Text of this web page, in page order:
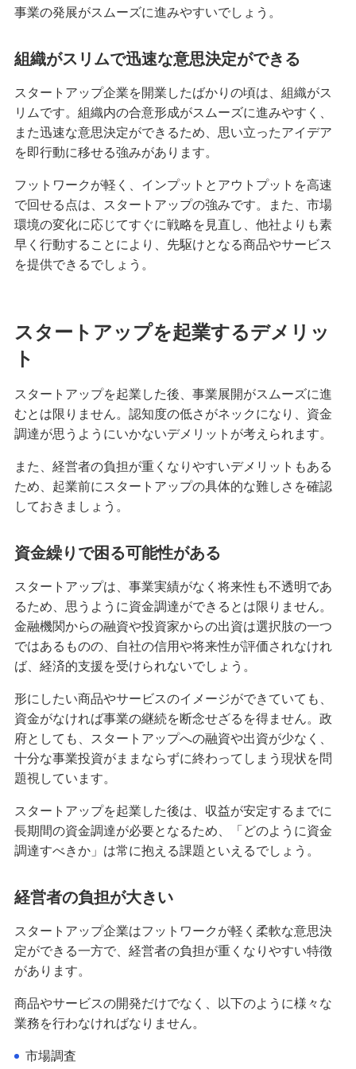
事業の発展がスムーズに進みやすいでしょう。
組織がスリムで迅速な意思決定ができる
スタートアップ企業を開業したばかりの頃は、組織がス
リムです。組織内の合意形成がスムーズに進みやすく、
また迅速な意思決定ができるため、思い立ったアイデア
を即行動に移せる強みがあります。
フットワークが軽く、インプットとアウトプットを高速
で回せる点は、スタートアップの強みです。また、市場
環境の変化に応じてすぐに戦略を見直し、他社よりも素
早く行動することにより、先駆けとなる商品やサービス
を提供できるでしょう。
スタートアップを起業するデメリッ
ト
スタートアップを起業した後、事業展開がスムーズに進
むとは限りません。認知度の低さがネックになり、資金
調達が思うようにいかないデメリットが考えられます。
また、経営者の負担が重くなりやすいデメリットもある
ため、起業前にスタートアップの具体的な難しさを確認
しておきましょう。
資金繰りで困る可能性がある
スタートアップは、事業実績がなく将来性も不透明であ
るため、思うように資金調達ができるとは限りません。
金融機関からの融資や投資家からの出資は選択肢の一つ
ではあるものの、自社の信用や将来性が評価されなけれ
ば、経済的支援を受けられないでしょう。
形にしたい商品やサービスのイメージができていても、
資金がなければ事業の継続を断念せざるを得ません。政
府としても、スタートアップへの融資や出資が少なく、
十分な事業投資がままならずに終わってしまう現状を問
題視しています。
スタートアップを起業した後は、収益が安定するまでに
長期間の資金調達が必要となるため、「どのように資金
調達すべきか」は常に抱える課題といえるでしょう。
経営者の負担が大きい
スタートアップ企業はフットワークが軽く柔軟な意思決
定ができる一方で、経営者の負担が重くなりやすい特徴
があります。
商品やサービスの開発だけでなく、以下のように様々な
業務を行わなければなりません。
市場調査